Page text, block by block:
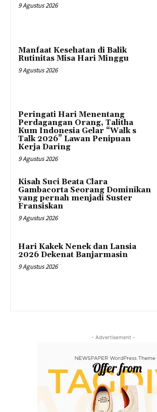
9 Agustus 2026
Manfaat Kesehatan di Balik
Rutinitas Misa Hari Minggu
9 Agustus 2026
Peringati Hari Menentang
Perdagangan Orang, Talitha
Kum Indonesia Gelar “Walk s
Talk 2026” Lawan Penipuan
Kerja Daring
9 Agustus 2026
Kisah Suci Beata Clara
Gambacorta Seorang Dominikan
yang pernah menjadi Suster
Fransiskan
9 Agustus 2026
Hari Kakek Nenek dan Lansia
2026 Dekenat Banjarmasin
9 Agustus 2026
- Advertisement -